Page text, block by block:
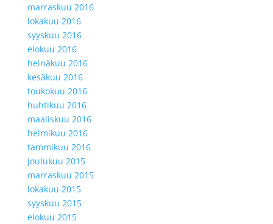
marraskuu 2016
lokakuu 2016
syyskuu 2016
elokuu 2016
heinäkuu 2016
kesäkuu 2016
toukokuu 2016
huhtikuu 2016
maaliskuu 2016
helmikuu 2016
tammikuu 2016
joulukuu 2015
marraskuu 2015
lokakuu 2015
syyskuu 2015
elokuu 2015